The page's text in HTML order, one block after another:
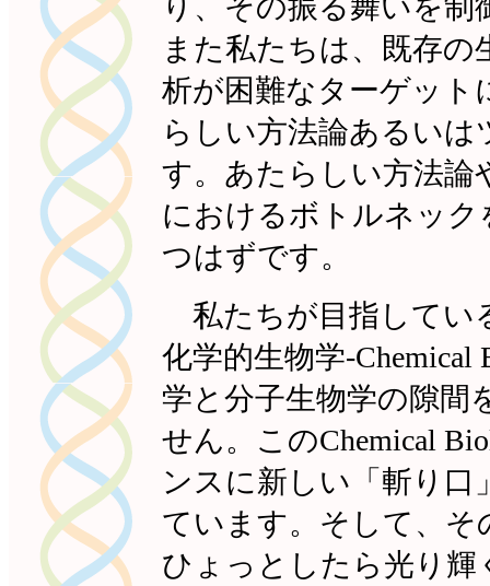
り、その振る舞いを
また私たちは、既存
析が困難なターゲット
らしい方法論あるい
す。あたらしい方法論
におけるボトルネッ
つはずです。
私たちが目指してい
化学的生物学-
学と分子生物学の隙間
せん。このChemical
ンスに新しい「斬り
ています。そして、そ
ひょっとしたら光り